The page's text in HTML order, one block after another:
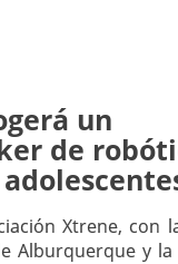
un
de
Xtrene, con
Alburquerque y